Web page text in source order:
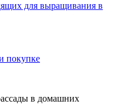
для выращивания в
покупке
в домашних